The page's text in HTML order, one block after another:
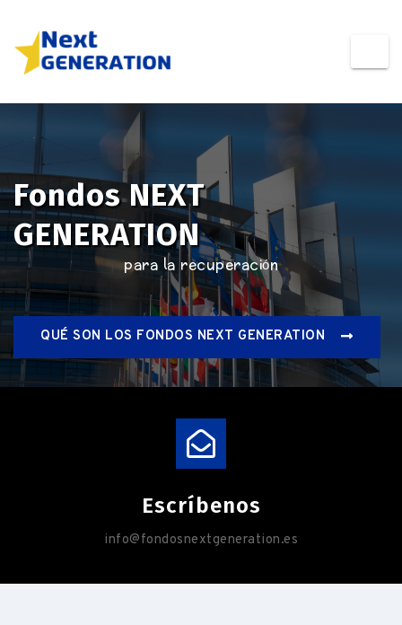
Fondos NEXT
GENERATION
para la recuperación
QUÉ SON LOS FONDOS NEXT GENERATION
Escríbenos
info@fondosnextgeneration.es